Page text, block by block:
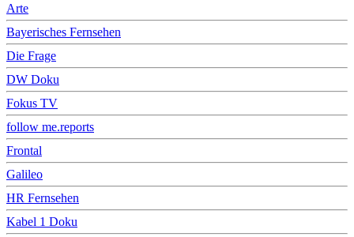
Arte
Bayerisches Fernsehen
Die Frage
DW Doku
Fokus TV
follow me.reports
Frontal
Galileo
HR Fernsehen
Kabel 1 Doku